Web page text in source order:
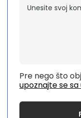
Pre nego što
upoznajte se sa